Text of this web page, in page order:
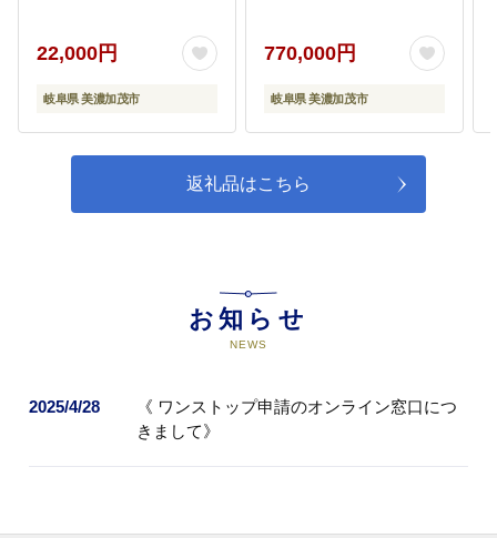
05
５ その他、みのかも市の発展の
ための事業（市が使途を決定させ
通事故のない安全なまちをつくる
活動、市のホームページを更に利
用しやすく改善する活動など、幅
22,000円
岐阜県 美濃加茂市
770,000円
岐阜県 美濃加茂市
返礼品はこちら
お知らせ
NEWS
2025/4/28
《 ワンストップ申請のオンライン窓口につ
きまして》